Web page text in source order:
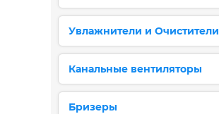
Увлажнители и Очистители
Канальные вентиляторы
Бризеры